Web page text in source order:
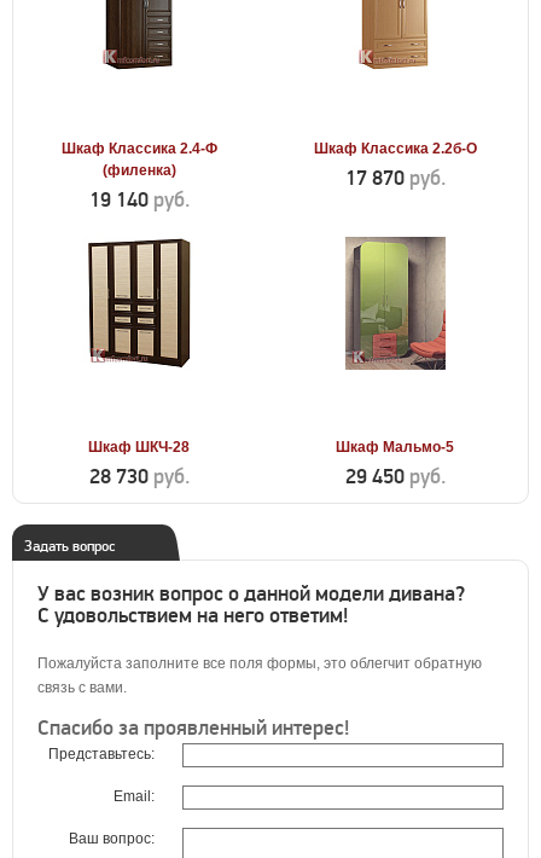
Шкаф Классика 2.4-Ф
(филенка)
19 140 руб.
Шкаф Классика 2.2б-О
17 870 руб.
Шкаф ШКЧ-28
28 730 руб.
Шкаф Мальмо-5
29 450 руб.
Задать вопрос
У вас возник вопрос о данной модели дивана?
С удовольствием на него ответим!
Пожалуйста заполните все поля формы, это облегчит обратную
связь с вами.
Спасибо за проявленный интерес!
Представьтесь:
Email:
Ваш вопрос: